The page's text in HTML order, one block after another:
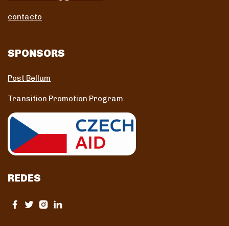
contacto
SPONSORS
Post Bellum
Transition Promotion Program
REDES